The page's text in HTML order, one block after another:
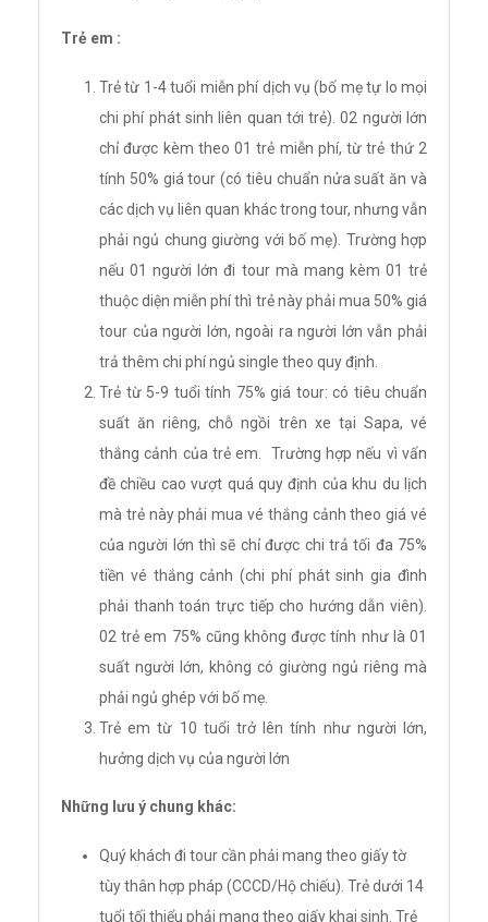
Trẻ em :
Trẻ từ 1-4 tuổi miễn phí dịch vụ (bố mẹ tự lo mọi
chi phí phát sinh liên quan tới trẻ). 02 người lớn
chỉ được kèm theo 01 trẻ miễn phí, từ trẻ thứ 2
tính 50% giá tour (có tiêu chuẩn nửa suất ăn và
các dịch vụ liên quan khác trong tour, nhưng vẫn
phải ngủ chung giường với bố mẹ). Trường hợp
nếu 01 người lớn đi tour mà mang kèm 01 trẻ
thuộc diện miễn phí thì trẻ này phải mua 50% giá
tour của người lớn, ngoài ra người lớn vẫn phải
trả thêm chi phí ngủ single theo quy định.
Trẻ từ 5-9 tuổi tính 75% giá tour: có tiêu chuẩn
suất ăn riêng, chỗ ngồi trên xe tại Sapa, vé
thắng cảnh của trẻ em. Trường hợp nếu vì vấn
đề chiều cao vượt quá quy định của khu du lịch
mà trẻ này phải mua vé thắng cảnh theo giá vé
của người lớn thì sẽ chỉ được chi trả tối đa 75%
tiền vé thắng cảnh (chi phí phát sinh gia đình
phải thanh toán trực tiếp cho hướng dẫn viên).
02 trẻ em 75% cũng không được tính như là 01
suất người lớn, không có giường ngủ riêng mà
phải ngủ ghép với bố mẹ.
Trẻ em từ 10 tuổi trở lên tính như người lớn,
hưởng dịch vụ của người lớn
Những lưu ý chung khác:
Quý khách đi tour cần phải mang theo giấy tờ
tùy thân hợp pháp (CCCD/Hộ chiếu). Trẻ dưới 14
tuổi tối thiểu phải mang theo giấy khai sinh. Trẻ